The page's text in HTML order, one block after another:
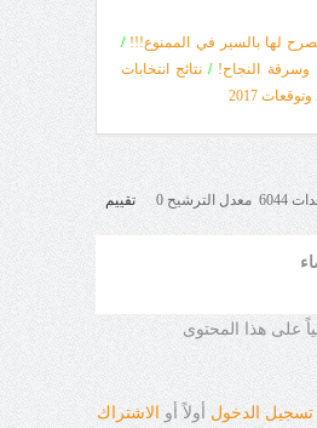
لها بالسير في الممنوع!!! /
النجاح!
/ نتائج انتخابات
الترشيح 0 تقييم
على هذا المحتوى
تسجيل الدخول أولاً أو
الاشتراك